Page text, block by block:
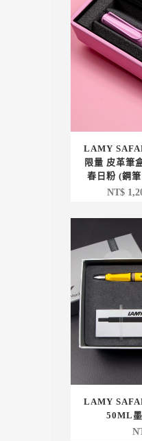
LAMY
限量 皮革筆
春日粉 (鋼
NT$
LAMY
50ML